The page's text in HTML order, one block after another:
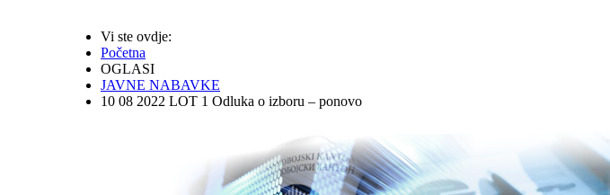
Vi ste ovdje:
Početna
OGLASI
JAVNE NABAVKE
10 08 2022 LOT 1 Odluka o izboru – ponovo